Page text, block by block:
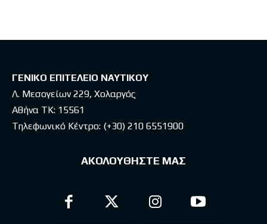
ΓΕΝΙΚΟ ΕΠΙΤΕΛΕΙΟ ΝΑΥΤΙΚΟΥ
Λ. Μεσογείων 229, Χολαργός
Αθήνα ΤΚ: 15561
Τηλεφωνικό Κέντρο: (+30) 210 6551900
ΑΚΟΛΟΥΘΗΣΤΕ ΜΑΣ